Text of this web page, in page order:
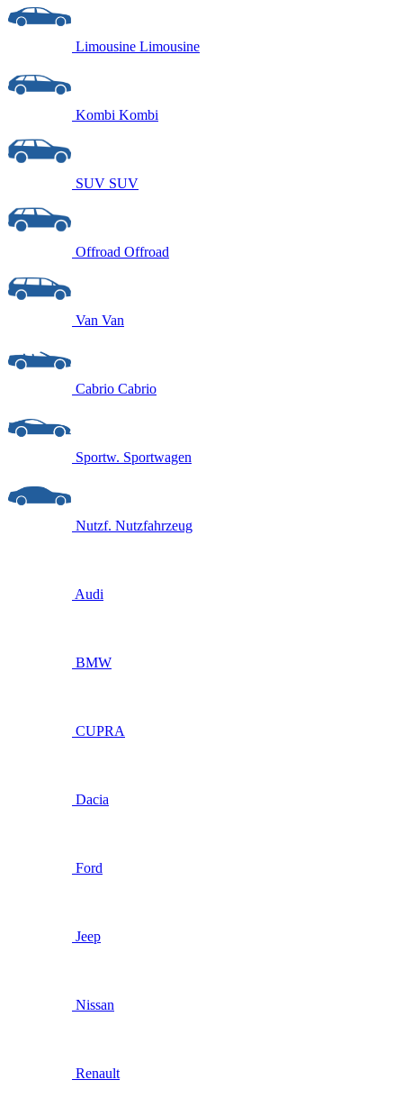
Limousine Limousine
Kombi Kombi
SUV SUV
Offroad Offroad
Van Van
Cabrio Cabrio
Sportw. Sportwagen
Nutzf. Nutzfahrzeug
Audi
BMW
CUPRA
Dacia
Ford
Jeep
Nissan
Renault